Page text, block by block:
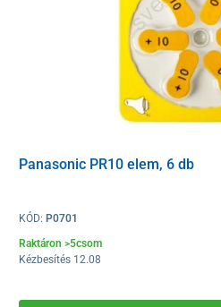
Panasonic PR10 elem, 6 db
KÓD: P0701
Raktáron >5csom
Kézbesítés 12.08